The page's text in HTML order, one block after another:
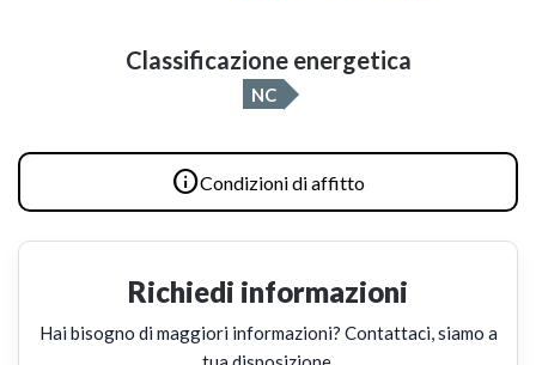
Classificazione energetica
NC
Condizioni di affitto
Richiedi informazioni
Hai bisogno di maggiori informazioni? Contattaci, siamo a